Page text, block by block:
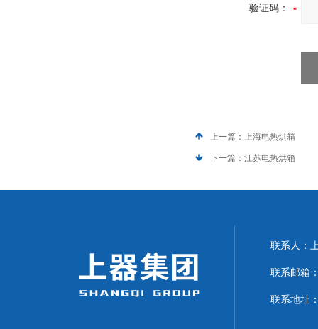
验证码：
上一篇： 上海电热烘箱
下一篇： 江苏电热烘箱
联系人：
联系邮箱
联系地址